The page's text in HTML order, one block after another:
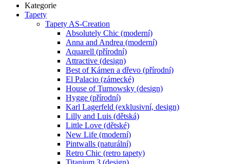
Kategorie
Tapety
Tapety AS-Creation
Absolutely Chic (moderní)
Anna and Andrea (moderní)
Aquarell (přírodní)
Attractive (design)
Best of Kámen a dřevo (přírodní)
El Palacio (zámecké)
House of Turnowsky (design)
Hygge (přírodní)
Karl Lagerfeld (exklusivní, design)
Lilly and Luis (dětská)
Little Love (dětské)
New Life (moderní)
Pintwalls (naturální)
Retro Chic (retro tapety)
Titanium 3 (design)